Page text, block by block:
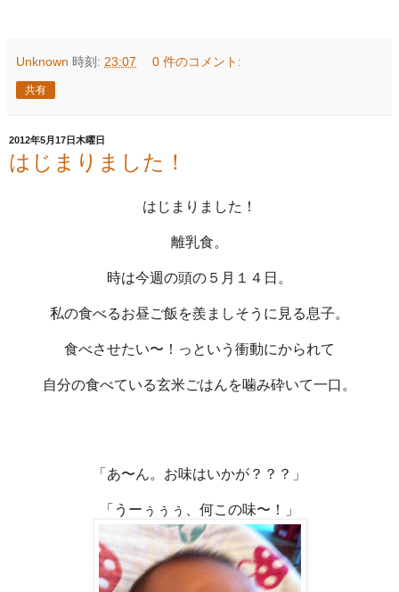
Unknown 時刻: 23:07 0 件のコメント:
共有
2012年5月17日木曜日
はじまりました！
はじまりました！
離乳食。
時は今週の頭の５月１４日。
私の食べるお昼ご飯を羨ましそうに見る息子。
食べさせたい〜！っという衝動にかられて
自分の食べている玄米ごはんを噛み砕いて一口。
「あ〜ん。お味はいかが？？？」
「うーぅぅぅ、何この味〜！」